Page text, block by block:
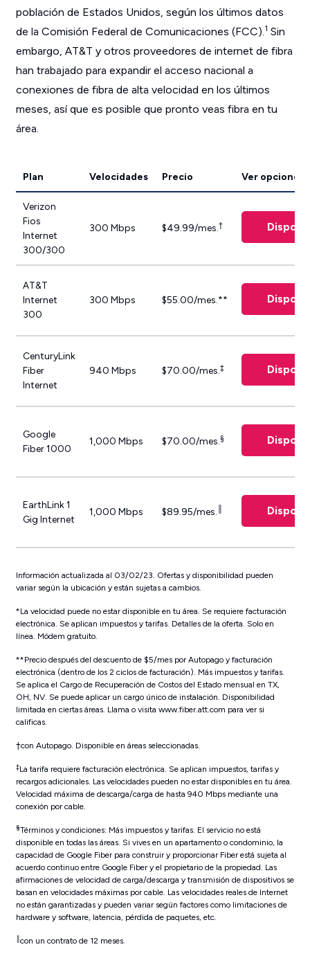
población de Estados Unidos, según los últimos datos
de la Comisión Federal de Comunicaciones (FCC).1 Sin
embargo, AT&T y otros proveedores de internet de fibra
han trabajado para expandir el acceso nacional a
conexiones de fibra de alta velocidad en los últimos
meses, así que es posible que pronto veas fibra en tu
área.
Plan Velocidades Precio Ver opciones
Verizon
Fios
Internet
300/300
300 Mbps $49.99/mes.†
AT&T
Internet
300
300 Mbps $55.00/mes.**
CenturyLink
Fiber
Internet
940 Mbps $70.00/mes.‡
Google
Fiber 1000
1,000 Mbps $70.00/mes.§
EarthLink 1
Gig Internet
1,000 Mbps $89.95/mes.
Información actualizada al 03/02/23. Ofertas y disponibilidad pueden
variar según la ubicación y están sujetas a cambios.
*La velocidad puede no estar disponible en tu área. Se requiere facturación
electrónica. Se aplican impuestos y tarifas. Detalles de la oferta. Solo en
línea. Módem gratuito.
**Precio después del descuento de $5/mes por Autopago y facturación
electrónica (dentro de los 2 ciclos de facturación). Más impuestos y tarifas.
Se aplica el Cargo de Recuperación de Costos del Estado mensual en TX,
OH, NV. Se puede aplicar un cargo único de instalación. Disponibilidad
limitada en ciertas áreas. Llama o visita www.fiber.att.com para ver si
calificas.
†con Autopago. Disponible en áreas seleccionadas.
‡La tarifa requiere facturación electrónica. Se aplican impuestos, tarifas y
recargos adicionales. Las velocidades pueden no estar disponibles en tu área.
Velocidad máxima de descarga/carga de hasta 940 Mbps mediante una
conexión por cable.
§Términos y condiciones: Más impuestos y tarifas. El servicio no está
disponible en todas las áreas. Si vives en un apartamento o condominio, la
capacidad de Google Fiber para construir y proporcionar Fiber está sujeta al
acuerdo continuo entre Google Fiber y el propietario de la propiedad. Las
afirmaciones de velocidad de carga/descarga y transmisión de dispositivos se
basan en velocidades máximas por cable. Las velocidades reales de Internet
no están garantizadas y pueden variar según factores como limitaciones de
hardware y software, latencia, pérdida de paquetes, etc.
con un contrato de 12 meses.